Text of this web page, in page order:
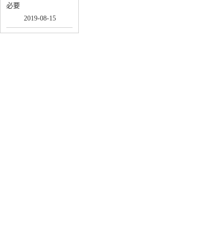
必要
2019-08-15